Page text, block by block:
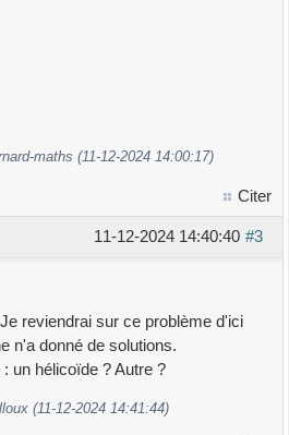
maths (11-12-2024 14:00:17)
Citer
#3
11-12-2024 14:40:40
reviendrai sur ce problème d'ici
n'a donné de solutions.
un hélicoïde ? Autre ?
(11-12-2024 14:41:44)